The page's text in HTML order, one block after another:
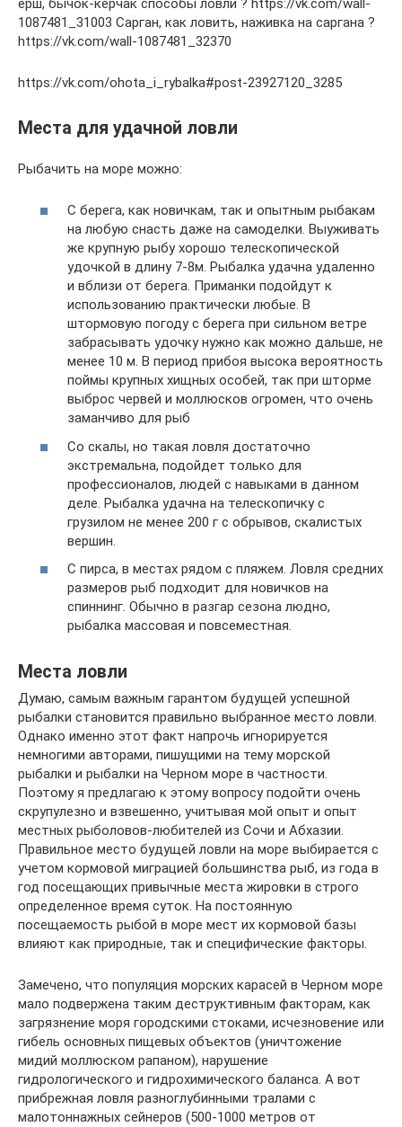
1087481_31003 Сарган, как ловить, наживка на саргана ?
https://vk.com/wall-1087481_32370
https://vk.com/ohota_i_rybalka#post-23927120_3285
Места для удачной ловли
Рыбачить на море можно:
С берега, как новичкам, так и опытным рыбакам
на любую снасть даже на самоделки. Выуживать
же крупную рыбу хорошо телескопической
удочкой в длину 7-8м. Рыбалка удачна удаленно
и вблизи от берега. Приманки подойдут к
использованию практически любые. В
штормовую погоду с берега при сильном ветре
забрасывать удочку нужно как можно дальше, не
менее 10 м. В период прибоя высока вероятность
поймы крупных хищных особей, так при шторме
выброс червей и моллюсков огромен, что очень
заманчиво для рыб
Со скалы, но такая ловля достаточно
экстремальна, подойдет только для
профессионалов, людей с навыками в данном
деле. Рыбалка удачна на телескопичку с
грузилом не менее 200 г с обрывов, скалистых
вершин.
С пирса, в местах рядом с пляжем. Ловля средних
размеров рыб подходит для новичков на
спиннинг. Обычно в разгар сезона людно,
рыбалка массовая и повсеместная.
Места ловли
Думаю, самым важным гарантом будущей успешной
рыбалки становится правильно выбранное место ловли.
Однако именно этот факт напрочь игнорируется
немногими авторами, пишущими на тему морской
рыбалки и рыбалки на Черном море в частности.
Поэтому я предлагаю к этому вопросу подойти очень
скрупулезно и взвешенно, учитывая мой опыт и опыт
местных рыболовов-любителей из Сочи и Абхазии.
Правильное место будущей ловли на море выбирается с
учетом кормовой миграцией большинства рыб, из года в
год посещающих привычные места жировки в строго
определенное время суток. На постоянную
посещаемость рыбой в море мест их кормовой базы
влияют как природные, так и специфические факторы.
Замечено, что популяция морских карасей в Черном море
мало подвержена таким деструктивным факторам, как
загрязнение моря городскими стоками, исчезновение или
гибель основных пищевых объектов (уничтожение
мидий моллюском рапаном), нарушение
гидрологического и гидрохимического баланса. А вот
прибрежная ловля разноглубинными тралами с
малотоннажных сейнеров (500-1000 метров от